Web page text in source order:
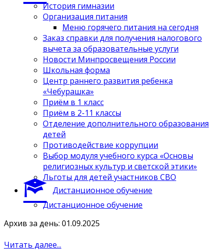
История гимназии
Организация питания
Меню горячего питания на сегодня
Заказ справки для получения налогового
вычета за образовательные услуги
Новости Минпросвещения России
Школьная форма
Центр раннего развития ребенка
«Чебурашка»
Приём в 1 класс
Приём в 2-11 классы
Отделение дополнительного образования
детей
Противодействие коррупции
Выбор модуля учебного курса «Основы
религиозных культур и светской этики»
Льготы для детей участников СВО
Дистанционное обучение
Дистанционное обучение
Архив за день: 01.09.2025
Читать далее...